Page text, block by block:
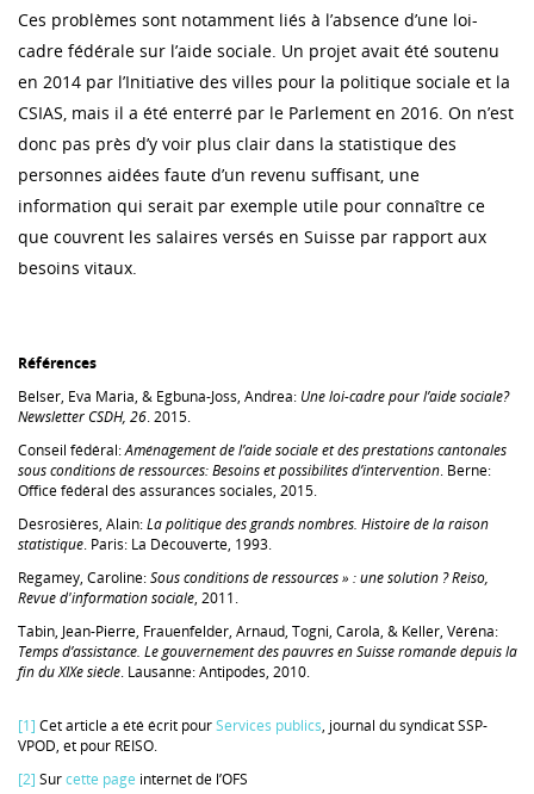
Ces problèmes sont notamment liés à l’absence d’une loi-
cadre fédérale sur l’aide sociale. Un projet avait été soutenu
en 2014 par l’Initiative des villes pour la politique sociale et la
CSIAS, mais il a été enterré par le Parlement en 2016. On n’est
donc pas près d’y voir plus clair dans la statistique des
personnes aidées faute d’un revenu suffisant, une
information qui serait par exemple utile pour connaître ce
que couvrent les salaires versés en Suisse par rapport aux
besoins vitaux.
Références
Belser, Eva Maria, & Egbuna-Joss, Andrea: Une loi-cadre pour l’aide sociale?
Newsletter CSDH, 26. 2015.
Conseil fédéral:Aménagement de l’aide sociale et des prestations cantonales
sous conditions de ressources: Besoins et possibilités d’intervention. Berne:
Office fédéral des assurances sociales, 2015.
Desrosières, Alain:La politique des grands nombres. Histoire de la raison
statistique. Paris: La Découverte, 1993.
Regamey, Caroline:Sous conditions de ressources » : une solution ?Reiso,
Revue d'information sociale, 2011.
Tabin, Jean-Pierre, Frauenfelder, Arnaud, Togni, Carola, & Keller, Véréna:
Temps d’assistance. Le gouvernement des pauvres en Suisse romande depuis la
fin du XIXe siècle. Lausanne: Antipodes, 2010.
[1] Cet article a été écrit pourServices publics, journal du syndicat SSP-
VPOD, et pour REISO.
[2] Surcette page internet de l’OFS